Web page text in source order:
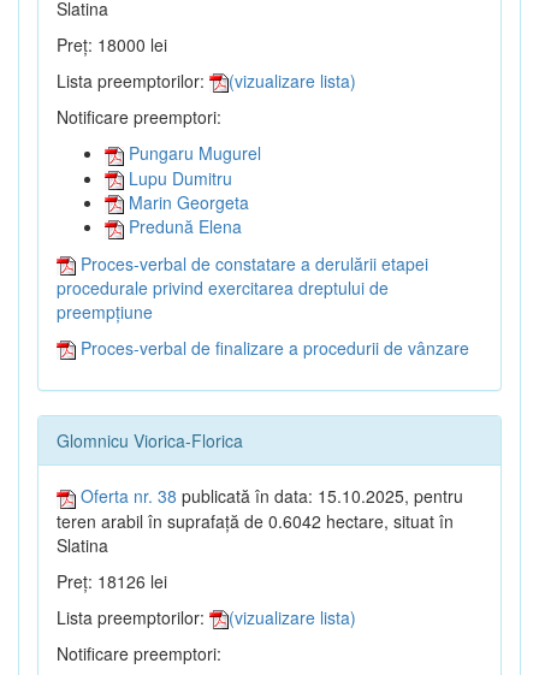
Slatina
Preț: 18000 lei
Lista preemptorilor:
(vizualizare lista)
Notificare preemptori:
Pungaru Mugurel
Lupu Dumitru
Marin Georgeta
Predună Elena
Proces-verbal de constatare a derulării etapei
procedurale privind exercitarea dreptului de
preempțiune
Proces-verbal de finalizare a procedurii de vânzare
Glomnicu Viorica-Florica
Oferta nr. 38 publicată în data: 15.10.2025, pentru
teren arabil în suprafață de 0.6042 hectare, situat în
Slatina
Preț: 18126 lei
Lista preemptorilor:
(vizualizare lista)
Notificare preemptori: